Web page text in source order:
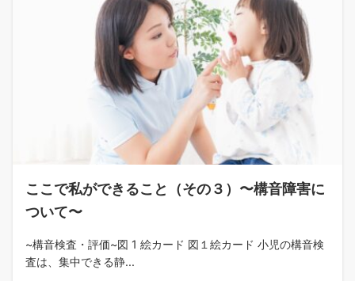
ここで私ができること（その３）〜構音障害に
ついて〜
~構音検査・評価~図 1 絵カード 図１絵カード 小児の構音検
査は、集中できる静...